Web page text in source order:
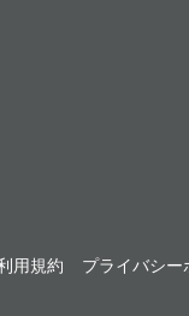
用規約 プライバシー